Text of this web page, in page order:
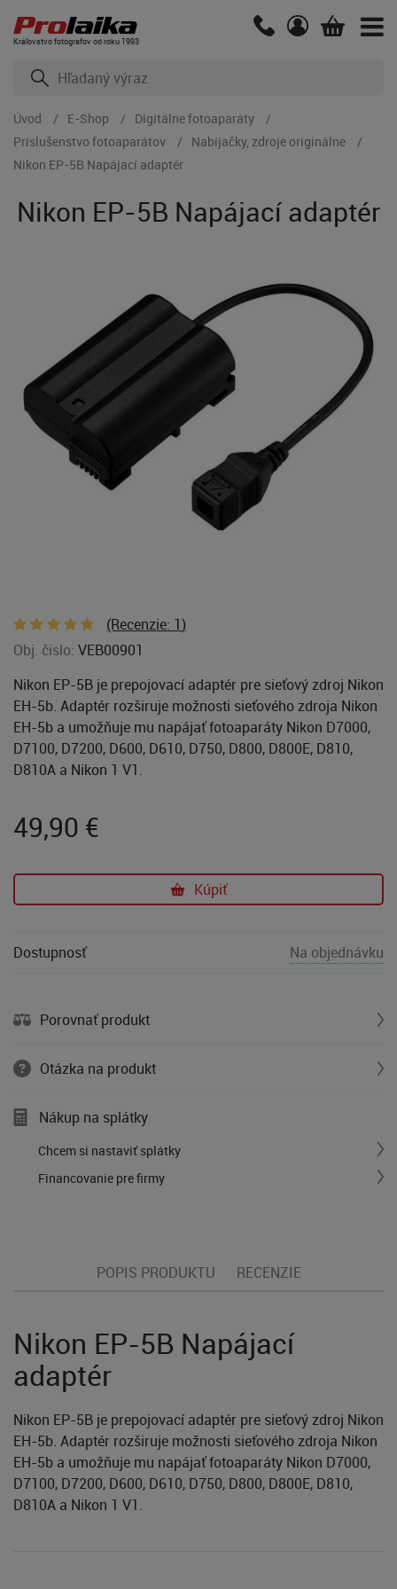
Kráľovstvo fotografov od roku 1993
Úvod E-Shop
Digitálne fotoaparáty
Príslušenstvo fotoaparátov
Nabíjačky, zdroje originálne
Nikon EP-5B Napájací adaptér
Nikon EP-5B Napájací adaptér
(Recenzie: 1)
Obj. čislo: VEB00901
Nikon EP-5B je prepojovací adaptér pre sieťový zdroj Nikon
EH-5b. Adaptér rozširuje možnosti sieťového zdroja Nikon
EH-5b a umožňuje mu napájať fotoaparáty Nikon D7000,
D7100, D7200, D600, D610, D750, D800, D800E, D810,
D810A a Nikon 1 V1.
49,90 €
Kúpiť
Dostupnosť Na objednávku
Porovnať produkt
Otázka na produkt
Nákup na splátky
Chcem si nastaviť splátky
Financovanie pre firmy
POPIS PRODUKTU RECENZIE
Nikon EP-5B Napájací
adaptér
Nikon EP-5B je prepojovací adaptér pre sieťový zdroj Nikon
EH-5b. Adaptér rozširuje možnosti sieťového zdroja Nikon
EH-5b a umožňuje mu napájať fotoaparáty Nikon D7000,
D7100, D7200, D600, D610, D750, D800, D800E, D810,
D810A a Nikon 1 V1.